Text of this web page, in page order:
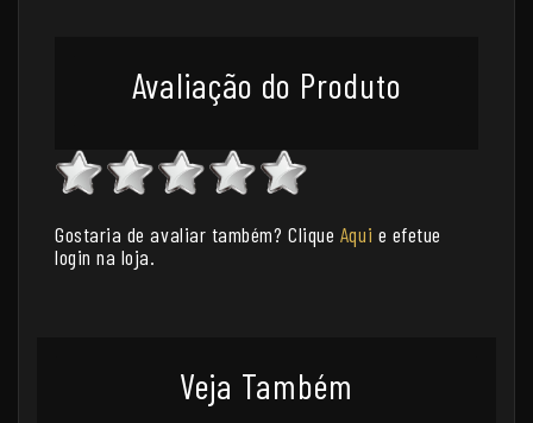
Avaliação do Produto
Gostaria de avaliar também? Clique Aqui e efetue
login na loja.
Veja Também